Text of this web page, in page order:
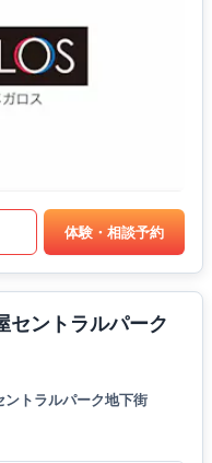
体験・相談予約
ントラルパーク
トラルパーク地下街